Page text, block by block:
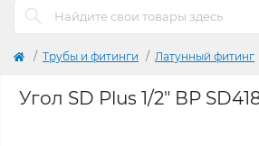
Трубы и фитинги Латунный фитинг
Угол SD Plus 1/2" ВР